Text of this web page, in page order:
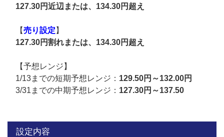
127.30円近辺または、134.30円超え
【売り設定 】
127.30円割れまたは、134.30円超え
【予想レンジ】
1/13までの短期予想レンジ： 129.50円～132.00円
3/31までの中期予想レンジ： 127.30円～137.50
設定内容